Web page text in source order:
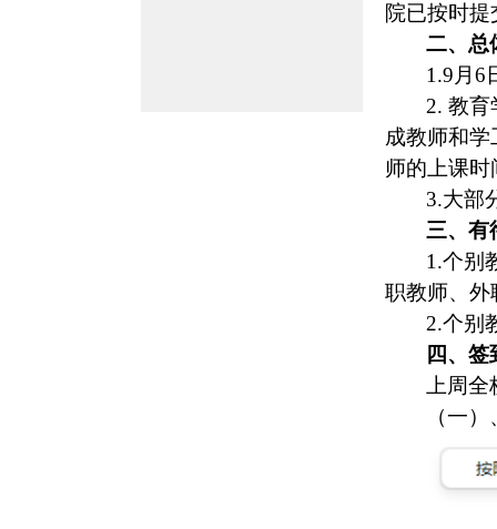
院已按时
二、总
1.9月6
2. 教育
成教师和
师的上课
3.大部
三、有
1.个别
职教师、外
2.个别
四、签
上周
（一